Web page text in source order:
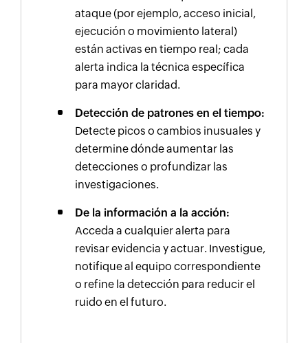
ataque (por ejemplo, acceso inicial,
ejecución o movimiento lateral)
están activas en tiempo real; cada
alerta indica la técnica específica
para mayor claridad.
Detección de patrones en el tiempo:
Detecte picos o cambios inusuales y
determine dónde aumentar las
detecciones o profundizar las
investigaciones.
De la información a la acción:
Acceda a cualquier alerta para
revisar evidencia y actuar. Investigue,
notifique al equipo correspondiente
o refine la detección para reducir el
ruido en el futuro.